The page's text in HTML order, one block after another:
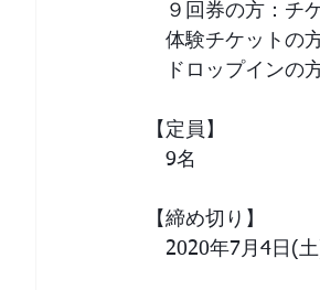
９回券の方：チ
体験チケットの
ドロップインの
【定員】
9名
【締め切り】
2020年7月4日(